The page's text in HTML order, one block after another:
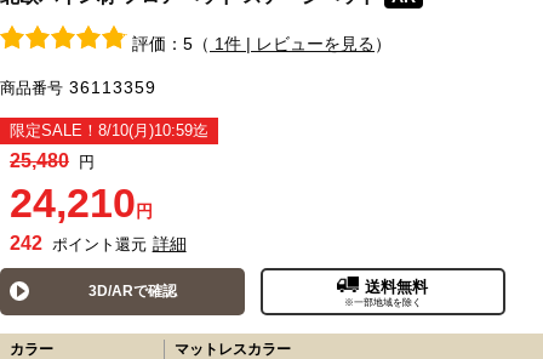
評価：5（ 1件 | レビューを見る）
商品番号 36113359
限定SALE！8/10(月)10:59迄
25,480 円
24,210 円
242 ポイント還元 詳細
3D/ARで確認 送料無料
※一部地域を除く
カラー マットレスカラー